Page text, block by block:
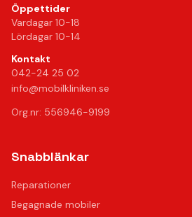
Öppettider
Vardagar 10-18
Lördagar 10-14
Kontakt
042-24 25 02
info@mobilkliniken.se
Org.nr: 556946-9199
Snabblänkar
Reparationer
Begagnade mobiler